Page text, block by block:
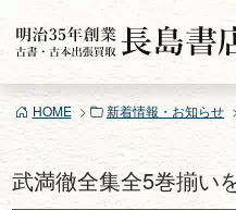
ン
ツ
ス
キ
HOME 新着情報・お知らせ
武満徹全集全5巻揃い